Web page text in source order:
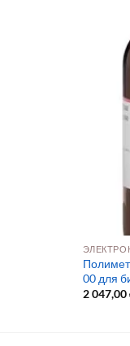
00 для
2 047,00